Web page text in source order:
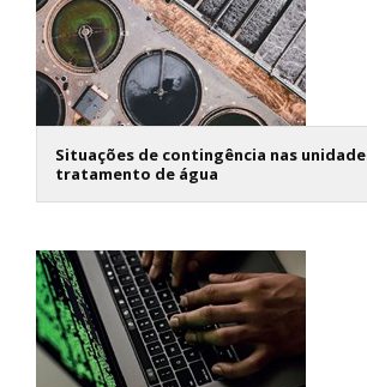
Situações de contingência nas
tratamento de água